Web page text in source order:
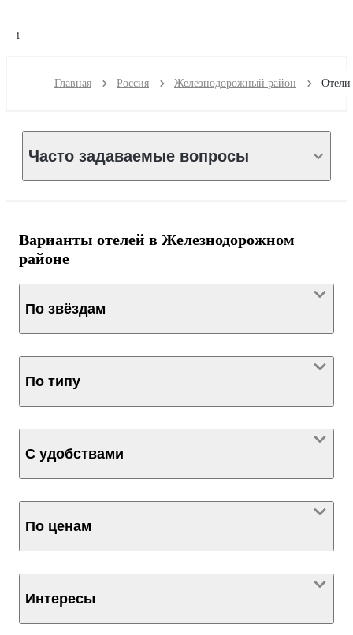
1
Главная Россия Железнодорожный район
Часто задаваемые вопросы
Варианты отелей в Железнодорожном
районе
По звёздам
По типу
С удобствами
По ценам
Интересы